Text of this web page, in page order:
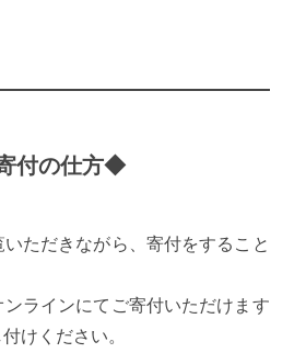
付の仕方◆
ただきながら、寄付をすること
ラインにてご寄付いただけます
けください。